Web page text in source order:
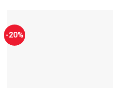
-20%